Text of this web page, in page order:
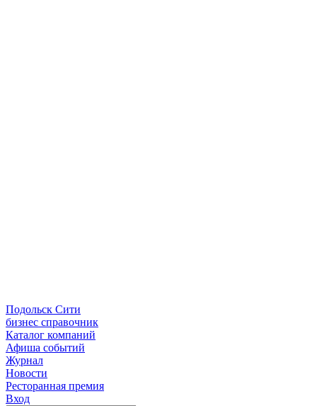
Подольск Сити
бизнес справочник
Каталог компаний
Афиша событий
Журнал
Новости
Ресторанная премия
Вход